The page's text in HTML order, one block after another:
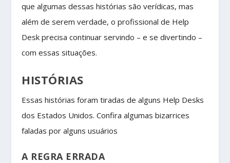
que algumas dessas histórias são verídicas, mas
além de serem verdade, o profissional de Help
Desk precisa continuar servindo – e se divertindo –
com essas situações.
HISTÓRIAS
Essas histórias foram tiradas de alguns Help Desks
dos Estados Unidos. Confira algumas bizarrices
faladas por alguns usuários
A REGRA ERRADA